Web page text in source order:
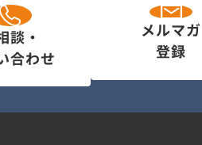
談・
合わせ
メルマガ
登録